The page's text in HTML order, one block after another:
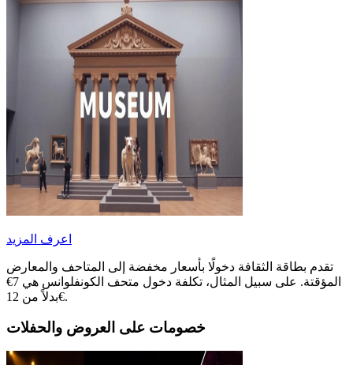
اعرف المزيد
تقدم بطاقة الثقافة دخولًا بأسعار مخفضة إلى المتاحف والمعارض
المؤقتة. على سبيل المثال، تكلفة دخول متحف الكونفلوانس هي 7€
بدلاً من 12€.
خصومات على العروض والحفلات